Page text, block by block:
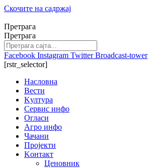
Скочите на садржај
Претрага
Претрага
Facebook Instagram Twitter Broadcast-tower
[rstr_selector]
Насловна
Вести
Kултура
Сервис инфо
Огласи
Агро инфо
Чачани
Пројекти
Kонтакт
Ценовник